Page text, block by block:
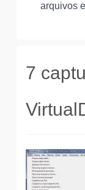
arquivos
7